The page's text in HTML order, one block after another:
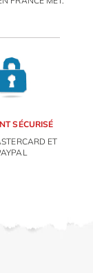
SÉCURISÉ
ET